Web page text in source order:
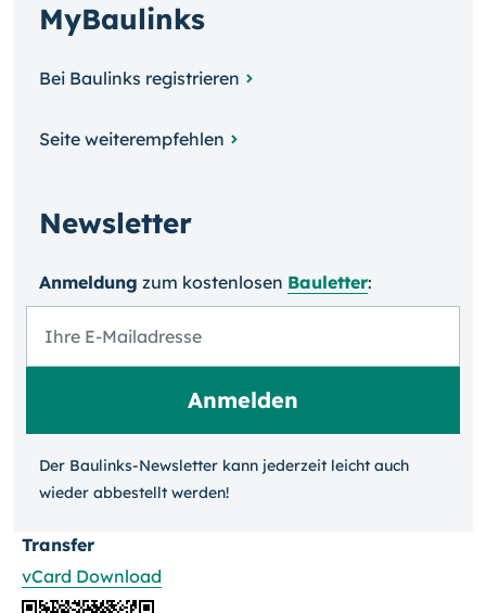
MyBaulinks
Bei Baulinks registrieren
Seite weiterempfehlen
Newsletter
Anmeldung zum kosten­losen Bauletter:
Der Baulinks-Newsletter kann jeder­zeit leicht auch
wieder ab­bestellt werden!
Transfer
vCard Download